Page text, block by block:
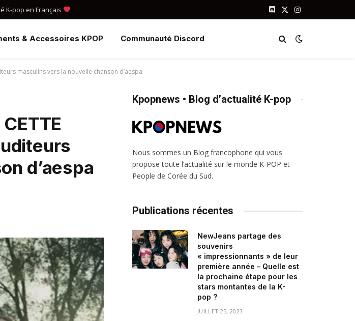
K-pop en Français Discord
X
Instagram
& Accessoires KPOP Communauté Discord
masculins vers la nouvelle chanson d’aespa
d’aespa
Kpopnews • Blog d’actualité K-pop
Nous sommes un Blog francophone qui vous
propose toute l’actualité sur le monde K-POP et
People de Corée du Sud.
Publications récentes
NewJeans partage des
souvenirs
« impressionnants » de leur
première année – Quelle est
la prochaine étape pour les
stars montantes de la K-
pop ?
JUILLET 25, 2023